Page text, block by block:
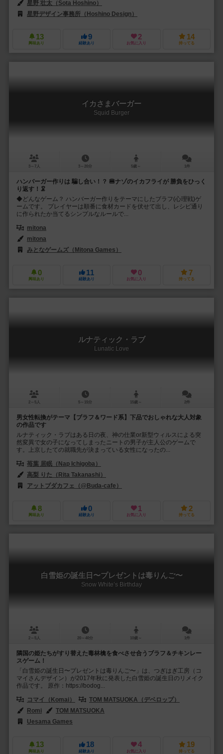
星野 壮太（Sota Hoshino）
星野デザイン事務所（Hoshino Design）
13
興味あり
9
経験あり
2
お気に入り
14
持ってる
イカさまバーガー
Squid Burger
3～7人 3～20分 5歳～ 1件
ハンバーガー作りは 騙し合い！？ 🍔ナゾのイカフライが 勝負をひっく
り返す！🦑
◆どんなゲーム？ ハンバーガー作りをテーマにしたブラフ(心理戦)ゲ
ームです。 プレイヤーは順番に食材カードを伏せて出し、レシピ通り
に作られたか当てるシンプルなルールで...
mitona
mitona
みとなゲームズ（Mitona Games）
0
興味あり
11
経験あり
0
お気に入り
7
持ってる
ルナティック・ラブ
Lunatic Love
2～5人 5～15分 15歳～ 2件
男女性転換がテーマ【ブラフ＆ワード系】下品でおしゃれな大人対象
の作品です
ルナティック・ラブはある日の夜、神の仕業or新型ウィルスによる突
然変異で女の子になってしまったニートの男子が主人公のゲームで
す。上京したての就職先が決まっている女性になったの...
苺葉 居眠（Nap Ichigoba）
高梨 りた（Rita Takanashi）
アットブダカフェ（@Buda-cafe）
8
興味あり
0
経験あり
1
お気に入り
2
持ってる
白雪姫の誕生日〜プレゼントは毒りんご〜
Snow White’s Birthday
2～5人 20～40分 10歳～ 1件
隣国の姫たちがすり替えた毒林檎を食べさせ合うブラフ＆チキンレー
スゲーム！
「白雪姫の誕生日〜プレゼントは毒りんご〜」は、つぎはぎ工房（コ
マイさんデザイン）が2017年秋に発表した白雪姫の誕生日のリメイク
作品です。 原作：https://bodog...
コマイ（Komai）
TOM MATSUOKA（デベロップ）
Romi
TOM MATSUOKA
Uesama Games
13
興味あり
18
経験あり
4
お気に入り
19
持ってる